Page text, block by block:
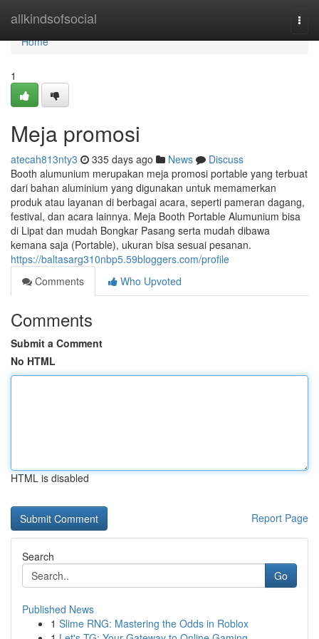
allkindsofsocial
Home
Home
1
Meja promosi
atecah813nty3 335 days ago News
Discuss
Booth alumunium merupakan meja promosi portable yang terbuat
dari bahan aluminium yang digunakan untuk memamerkan
produk atau layanan di berbagai acara, seperti pameran dagang,
festival, dan acara lainnya. Meja Booth Portable Alumunium bisa
di Lipat dan mudah Bongkar Pasang serta mudah dibawa
kemana saja (Portable), ukuran bisa sesuai pesanan.
https://baltasarg310nbp5.59bloggers.com/profile
Comments
Who Upvoted
Comments
Submit a Comment
No HTML
HTML is disabled
Report Page
Search
Go
Published News
1 Slime RNG: Mastering the Odds in Roblox